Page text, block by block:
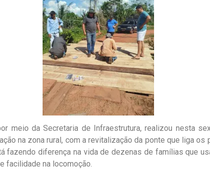
meio da Secretaria de Infraestrutura, realizou nesta
na zona rural, com a revitalização da ponte que liga os
fazendo diferença na vida de dezenas de famílias que
facilidade na locomoção.